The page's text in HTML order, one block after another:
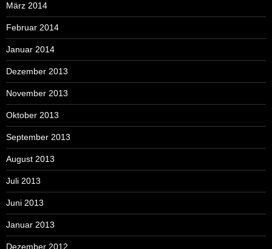
März 2014
Februar 2014
Januar 2014
Dezember 2013
November 2013
Oktober 2013
September 2013
August 2013
Juli 2013
Juni 2013
Januar 2013
Dezember 2012